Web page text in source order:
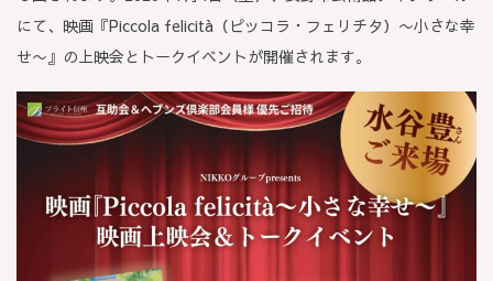
にて、映画『Piccola felicità（ピッコラ・フェリチタ）〜小さな幸
せ〜』の上映会とトークイベントが開催されます。